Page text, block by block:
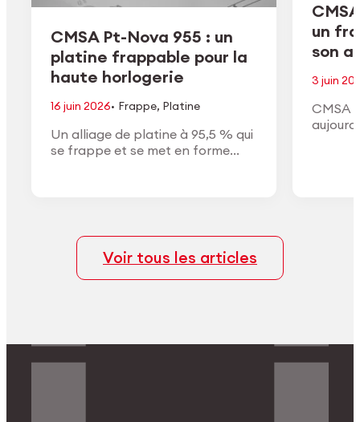
CMSA Pt-Nova 955 : un
platine frappable pour la
haute horlogerie
16 juin 2026· Frappe, Platine
Un alliage de platine à 95,5 % qui
se frappe et se met en forme
un
son
3 juin
CMSA
Voir tous les articles